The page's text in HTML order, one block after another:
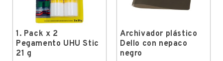
1. Pack x 2
Pegamento UHU Stic
21 g
Archivador plástico
Dello con nepaco
negro